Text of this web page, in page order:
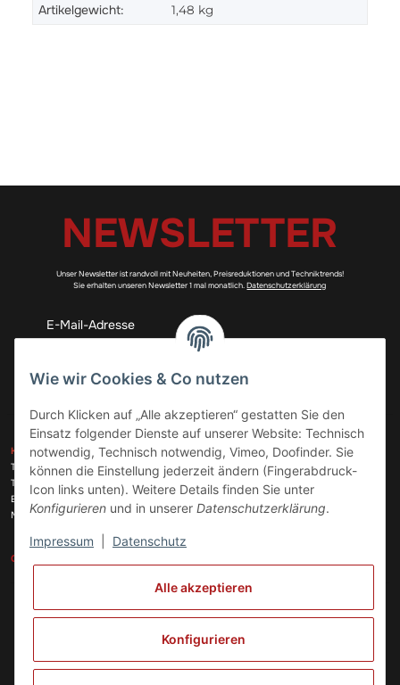
Artikelgewicht: 1,48 kg
NEWSLETTER
Unser Newsletter ist randvoll mit Neuheiten, Preisreduktionen und Techniktrends!
Sie erhalten unseren Newsletter 1 mal monatlich.Datenschutzerklärung
Abonnieren
KONTAKT
Telefon:+49 (0)6074 816 08 0
Telefax:
+49 (0)6074 215 08 60
E-Mail:
info@meinhausgeraetedoc.de
Max Planck Str. 6 c, 63322 Rödermark
GESETZLICHE INFORMATIONEN
ZAHLUNGSARTEN
VERSANDARTEN
Vertrag widerrufen
Wie wir Cookies & Co nutzen
Durch Klicken auf „Alle akzeptieren“ gestatten Sie den
Einsatz folgender Dienste auf unserer Website: Technisch
notwendig, Technisch notwendig, Vimeo, Doofinder. Sie
können die Einstellung jederzeit ändern (Fingerabdruck-
Icon links unten). Weitere Details finden Sie unter
Konfigurieren und in unserer Datenschutzerklärung.
Impressum Datenschutz
Alle akzeptieren
Konfigurieren